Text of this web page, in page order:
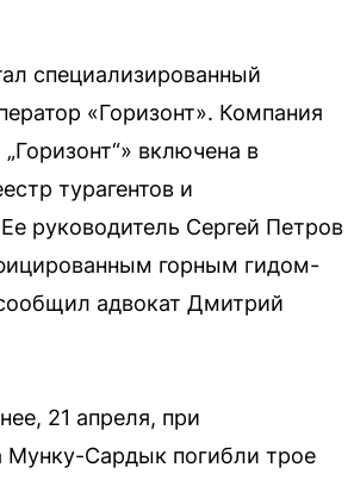
специализированный
«Горизонт». Компания
включена в
турагентов и
руководитель Сергей Петров
горным гидом-
адвокат Дмитрий
21 апреля, при
Мунку-Сардык погибли трое